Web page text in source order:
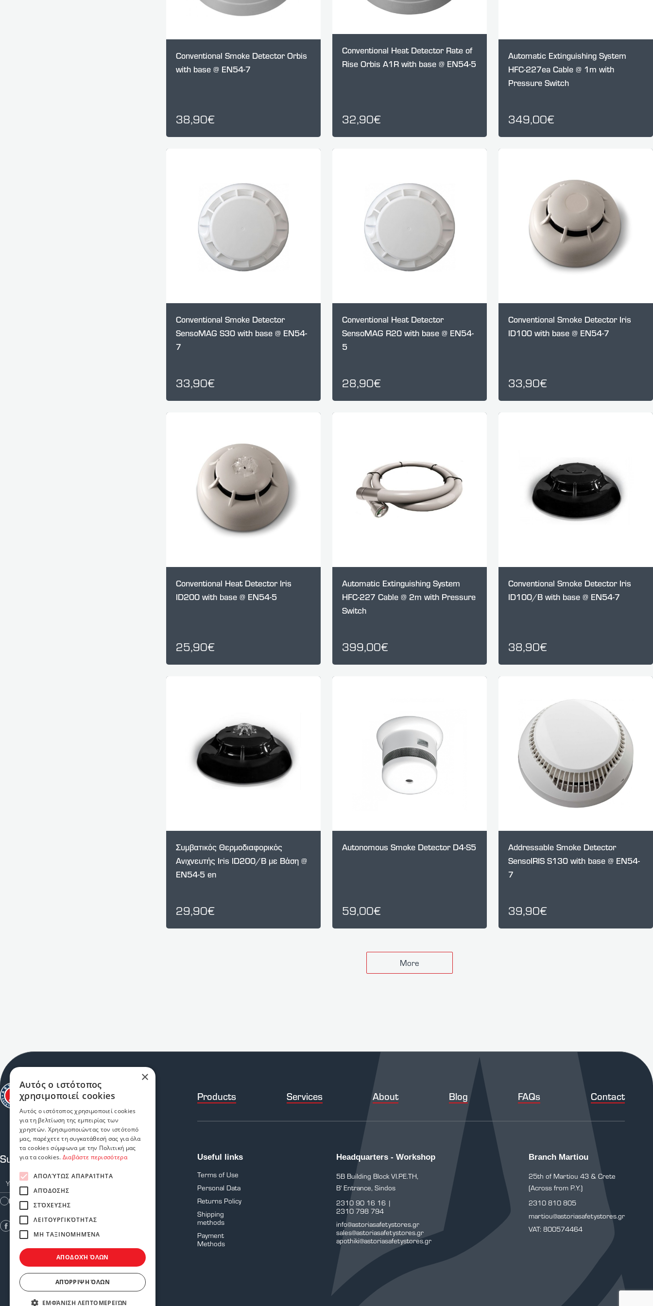
Conventional Smoke Detector Orbis
with base @ EN54-7
38,90€
Conventional Heat Detector Rate of
Rise Orbis A1R with base @ EN54-5
32,90€
Automatic Extinguishing System
ΗFC-227ea Cable @ 1m with
Pressure Switch
349,00€
Conventional Smoke Detector
SensoMAG S30 with base @ EN54-
7
33,90€
Conventional Heat Detector
SensoMAG R20 with base @ EN54-
5
28,90€
Conventional Smoke Detector Iris
ID100 with base @ EN54-7
33,90€
Conventional Heat Detector Iris
ID200 with base @ EN54-5
25,90€
Automatic Extinguishing System
HFC-227 Cable @ 2m with Pressure
Switch
399,00€
Conventional Smoke Detector Iris
ID100/B with base @ EN54-7
38,90€
Συμβατικός Θερμοδιαφορικός
Ανιχνευτής Iris ID200/B με Βάση @
EN54-5 en
29,90€
Autonomous Smoke Detector D4-S5
59,00€
Addressable Smoke Detector
SensoIRIS S130 with base @ EN54-
7
39,90€
More
Products Services About Blog FAQs Contact
Subscribe to our newsletter
I agree with the Terms of Use
Useful links
Terms of Use
Personal Data
Returns Policy
Shipping
methods
Payment
Methods
Headquarters - Workshop
5B Building Block VI.PE.TH,
B' Entrance, Sindos
2310 90 16 16 |
2310 798 794
info@astoriasafetystores.gr
sales@astoriasafetystores.gr
apothiki@astoriasafetystores.gr
Branch Martiou
25th of Martiou 43 & Crete
(Across from P.Y.)
2310 810 805
martiou@astoriasafetystores.gr
VAT: 800574464
×
Αυτός ο ιστότοπος
χρησιμοποιεί cookies
Αυτός ο ιστότοπος χρησιμοποιεί cookies
για τη βελτίωση της εμπειρίας των
χρηστών. Χρησιμοποιώντας τον ιστότοπό
μας, παρέχετε τη συγκατάθεσή σας για όλα
τα cookies σύμφωνα με την Πολιτική μας
για τα cookies. Διαβάστε περισσότερα
ΑΠΟΛΎΤΩΣ ΑΠΑΡΑΊΤΗΤΑ
ΑΠΌΔΟΣΗΣ
ΣΤΌΧΕΥΣΗΣ
ΛΕΙΤΟΥΡΓΙΚΌΤΗΤΑΣ
ΜΗ ΤΑΞΙΝΟΜΗΜΈΝΑ
ΑΠΟΔΟΧΉ ΌΛΩΝ
ΑΠΌΡΡΙΨΗ ΌΛΩΝ
ΕΜΦΆΝΙΣΗ ΛΕΠΤΟΜΕΡΕΙΏΝ